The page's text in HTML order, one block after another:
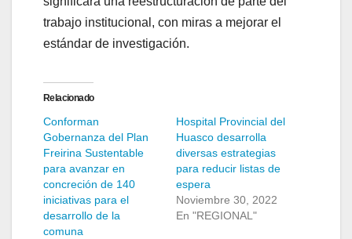
trabajo institucional, con miras a mejorar el
estándar de investigación.
Relacionado
Conforman
Gobernanza del Plan
Freirina Sustentable
para avanzar en
concreción de 140
iniciativas para el
desarrollo de la
comuna
Hospital Provincial del
Huasco desarrolla
diversas estrategias
para reducir listas de
espera
Noviembre 30, 2022
En "REGIONAL"